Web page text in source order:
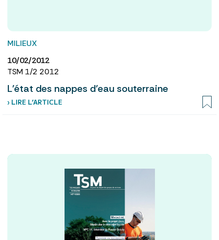
MILIEUX
10/02/2012
TSM 1/2 2012
L'état des nappes d'eau souterraine
› LIRE L’ARTICLE